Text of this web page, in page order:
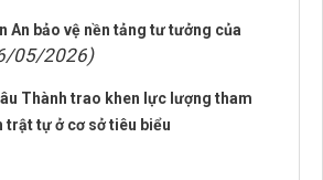
An bảo vệ nền tảng tư tưởng của
05/2026)
Thành trao khen lực lượng tham
trật tự ở cơ sở tiêu biểu